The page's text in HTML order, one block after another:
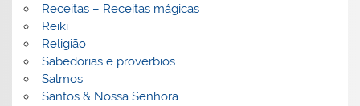
Receitas – Receitas mágicas
Reiki
Religião
Sabedorias e proverbios
Salmos
Santos & Nossa Senhora